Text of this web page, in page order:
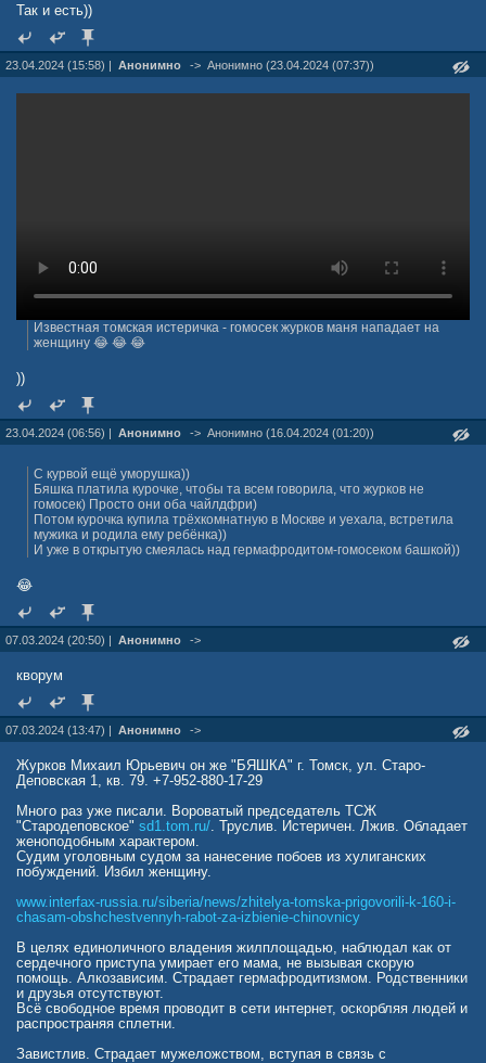
Так и есть))
23.04.2024 (15:58) | Анонимно -> Анонимно (23.04.2024 (07:37))
Известная томская истеричка - гомосек журков маня нападает на
женщину 😂 😂 😂
))
23.04.2024 (06:56) | Анонимно -> Анонимно (16.04.2024 (01:20))
С курвой ещё уморушка))
Бяшка платила курочке, чтобы та всем говорила, что журков не
гомосек) Просто они оба чайлдфри)
Потом курочка купила трёхкомнатную в Москве и уехала, встретила
мужика и родила ему ребёнка))
И уже в открытую смеялась над гермафродитом-гомосеком башкой))
😂
07.03.2024 (20:50) | Анонимно ->
кворум
07.03.2024 (13:47) | Анонимно ->
Журков Михаил Юрьевич он же "БЯШКА" г. Томск, ул. Старо-
Деповская 1, кв. 79. +7-952-880-17-29
Много раз уже писали. Вороватый председатель ТСЖ
"Стародеповское" sd1.tom.ru/. Труслив. Истеричен. Лжив. Обладает
женоподобным характером.
Судим уголовным судом за нанесение побоев из хулиганских
побуждений. Избил женщину.
www.interfax-russia.ru/siberia/news/zhitelya-tomska-prigovorili-k-160-i-
chasam-obshchestvennyh-rabot-za-izbienie-chinovnicy
В целях единоличного владения жилплощадью, наблюдал как от
сердечного приступа умирает его мама, не вызывая скорую
помощь. Алкозависим. Страдает гермафродитизмом. Родственники
и друзья отсутствуют.
Всё свободное время проводит в сети интернет, оскорбляя людей и
распространяя сплетни.
Завистлив. Страдает мужеложством, вступая в связь с